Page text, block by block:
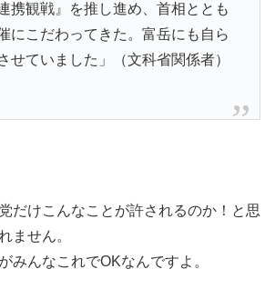
携観戦』を推し進め、首相ととも
にこだわってきた。富岳にも自ら
せていました」（文科省関係者）
だけこんなことが許されるのか！と思
ません。
みんなこれでOKなんですよ。